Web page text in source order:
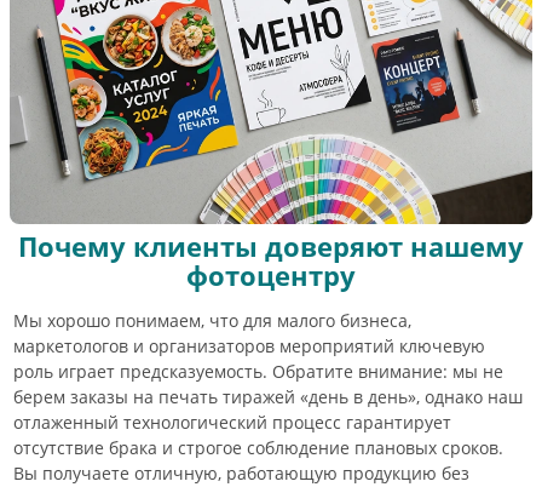
Почему клиенты доверяют нашему
фотоцентру
Мы хорошо понимаем, что для малого бизнеса,
маркетологов и организаторов мероприятий ключевую
роль играет предсказуемость. Обратите внимание: мы не
берем заказы на печать тиражей «день в день», однако наш
отлаженный технологический процесс гарантирует
отсутствие брака и строгое соблюдение плановых сроков.
Вы получаете отличную, работающую продукцию без